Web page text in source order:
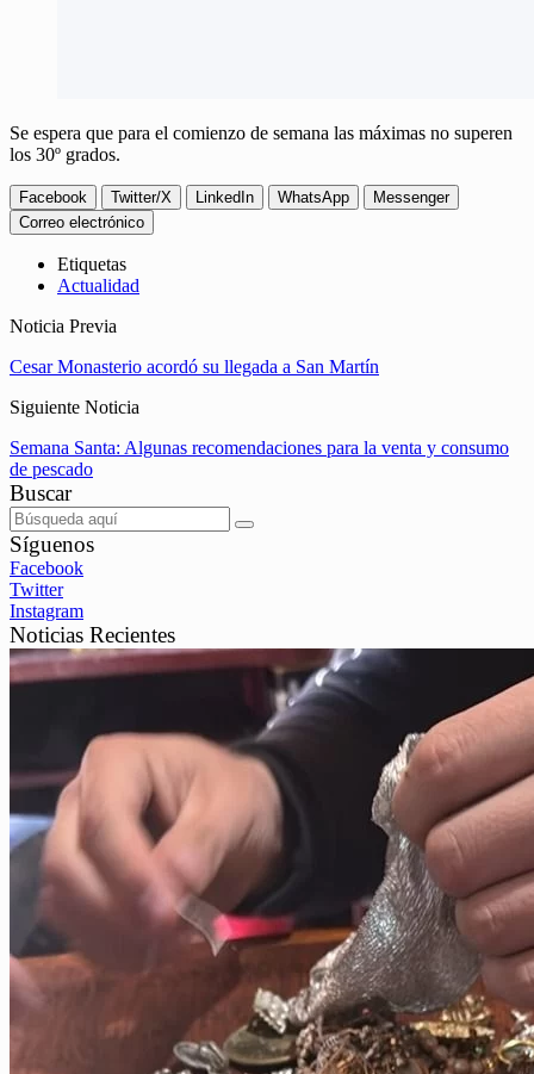
Se espera que para el comienzo de semana las máximas no superen
los 30º grados.
Facebook Twitter/X LinkedIn WhatsApp
Messenger
Correo electrónico
Etiquetas
Actualidad
Noticia Previa
Cesar Monasterio acordó su llegada a San Martín
Siguiente Noticia
Semana Santa: Algunas recomendaciones para la venta y consumo
de pescado
Buscar
Síguenos
Facebook
Twitter
Instagram
Noticias Recientes